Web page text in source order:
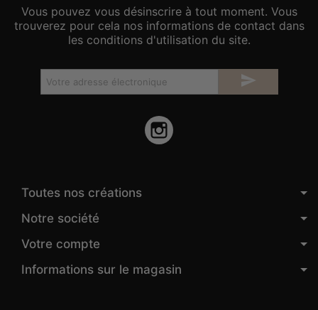
Vous pouvez vous désinscrire à tout moment. Vous
trouverez pour cela nos informations de contact dans
les conditions d'utilisation du site.

Toutes nos créations
Notre société
Votre compte
Informations sur le magasin